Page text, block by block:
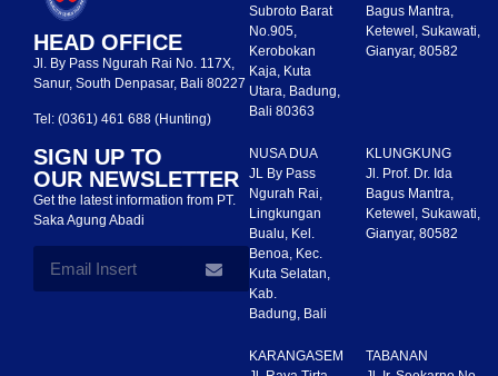
HEAD OFFICE
Jl. By Pass Ngurah Rai No. 117X,
Sanur, South Denpasar, Bali 80227
Tel: (0361) 461 688 (Hunting)
SIGN UP TO
OUR NEWSLETTER
Get the latest information from PT.
Saka Agung Abadi
Subroto Barat
No.905,
Kerobokan
Kaja, Kuta
Utara, Badung,
Bali 80363
Bagus Mantra,
Ketewel, Sukawati,
Gianyar, 80582
NUSA DUA
JL By Pass
Ngurah Rai,
Lingkungan
Bualu, Kel.
Benoa, Kec.
Kuta Selatan,
Kab.
Badung, Bali
KLUNGKUNG
Jl. Prof. Dr. Ida
Bagus Mantra,
Ketewel, Sukawati,
Gianyar, 80582
KARANGASEM
TABANAN